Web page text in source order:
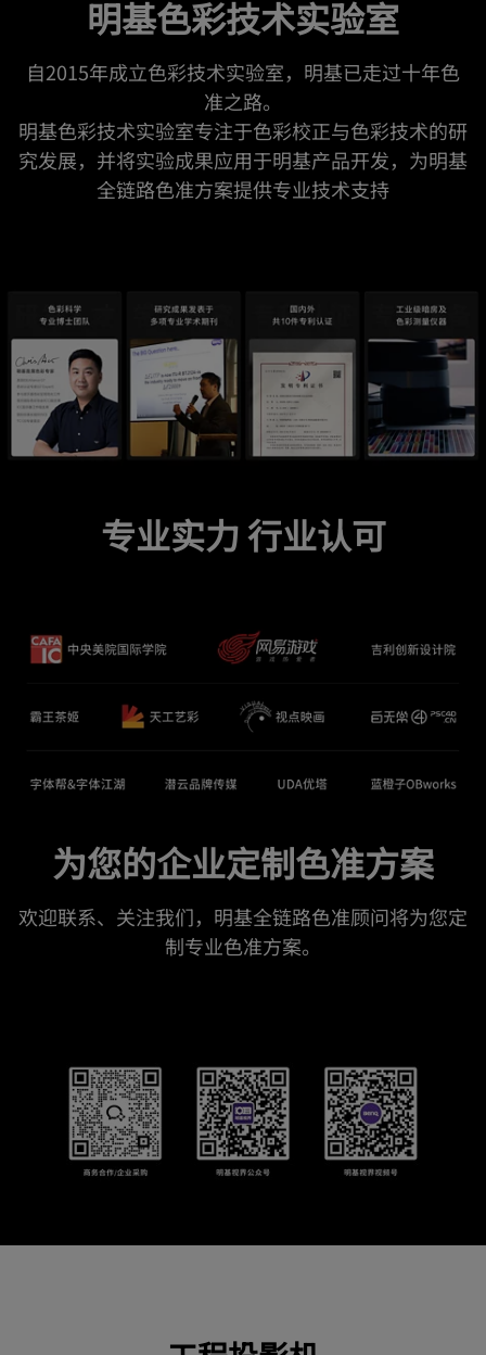
明基色彩技术实验室
自2015年成立色彩技术实验室，明基已走过十年色
准之路。
明基色彩技术实验室专注于色彩校正与色彩技术的研
究发展，并将实验成果应用于明基产品开发，为明基
全链路色准方案提供专业技术支持
专业实力 行业认可
为您的企业定制色准方案
欢迎联系、关注我们，明基全链路色准顾问将为您定
制专业色准方案。